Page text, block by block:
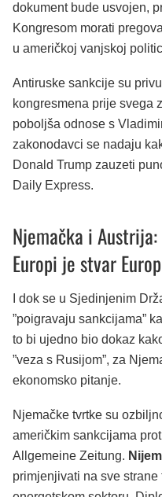
dokument bude usvojen,
Kongresom morati
u američkoj vanjskoj
Antiruske sankcije su
kongresmena prije svega
poboljša odnose s
zakonodavci se nadaju
Donald Trump zauzeti
Daily Express.
Njemačka i
Europi je stvar
I dok se u Sjedinjenim
”poigravaju sankcijama”
to bi ujedno bio dokaz
”veza s Rusijom”, za
ekonomsko pitanje.
Njemačke tvrtke su
američkim sankcijama
Allgemeine Zeitung.
primjenjivati na sve